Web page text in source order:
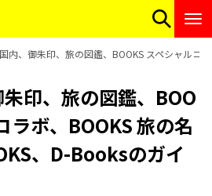
内、御朱印、旅の図鑑、BOOKS スペシャルコ
印、旅の図鑑、BOO
ラボ、BOOKS 旅の名
、D-Booksのガイ